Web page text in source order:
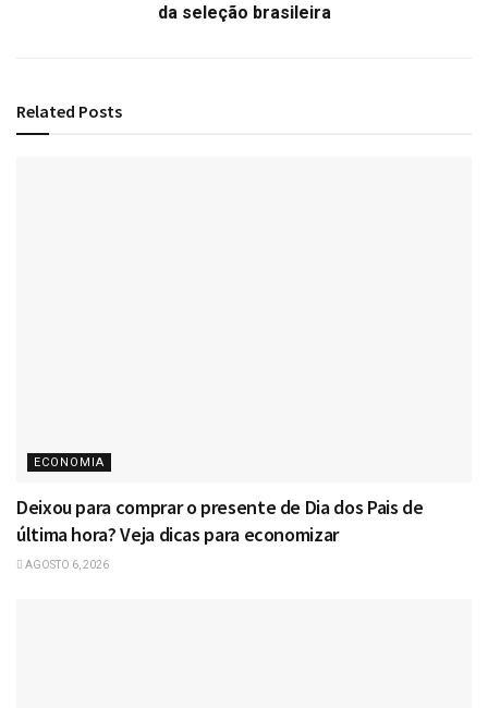
da seleção brasileira
Related Posts
ECONOMIA
Deixou para comprar o presente de Dia dos Pais de
última hora? Veja dicas para economizar
AGOSTO 6, 2026